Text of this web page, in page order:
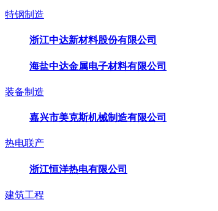
特钢制造
浙江中达新材料股份有限公司
海盐中达金属电子材料有限公司
装备制造
嘉兴市美克斯机械制造有限公司
热电联产
浙江恒洋热电有限公司
建筑工程